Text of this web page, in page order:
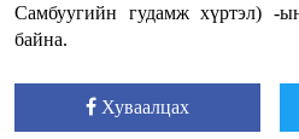
Самбуугийн гудамж хүртэл) -
байна.
Хуваалцах